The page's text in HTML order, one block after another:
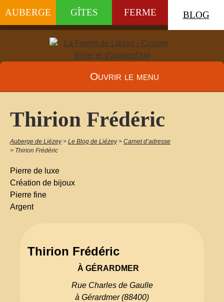
AUBERGE GÎTES FERME BLOG
Ouvrir le menu
Thirion Frédéric
Auberge de Liézey > Le Blog de Liézey > Carnet d’adresse
> Thirion Frédéric
Pierre de luxe
Création de bijoux
Pierre fine
Argent
Thirion Frédéric
À GÉRARDMER
Rue Charles de Gaulle
à Gérardmer (88400)